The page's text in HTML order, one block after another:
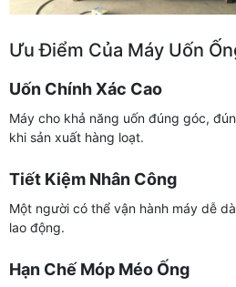
Ưu Điểm Của Máy Uốn
Uốn Chính Xác Cao
Máy cho khả năng uốn đúng góc,
khi sản xuất hàng loạt.
Tiết Kiệm Nhân Công
Một người có thể vận hành máy dễ
lao động.
Hạn Chế Móp Méo Ống